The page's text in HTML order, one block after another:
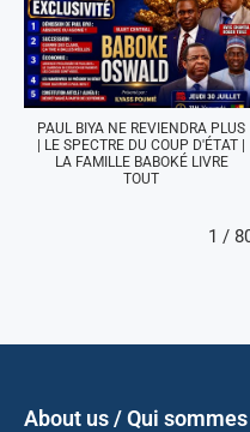
PAUL BIYA NE REVIENDRA PLUS
| LE SPECTRE DU COUP D'ÉTAT |
LA FAMILLE BABOKÉ LIVRE
TOUT
1 /
About us / Qui